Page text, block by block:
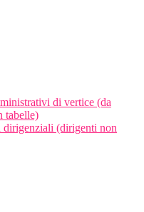
di vertice (da
tabelle)
(dirigenti non